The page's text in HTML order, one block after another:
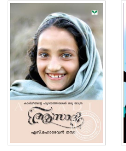
5
4
3
2
1 1